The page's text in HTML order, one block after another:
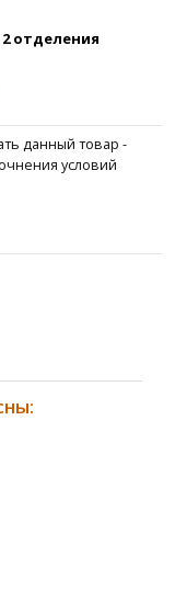
отделения
данный товар -
условий